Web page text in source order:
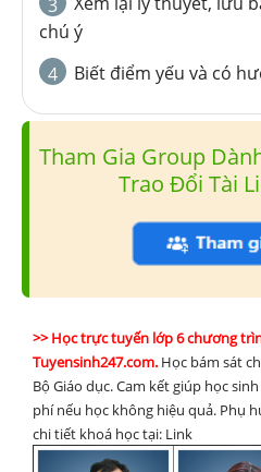
3
chú ý
4
Biết điểm yếu và có
Tham Gia Group
Trao Đổi Tài
>> Học trực tuyến lớp 6 chương
Tuyensinh247.com. Học bám sát
Bộ Giáo dục. Cam kết giúp học
phí nếu học không hiệu quả. Phụ
chi tiết khoá học tại: Link